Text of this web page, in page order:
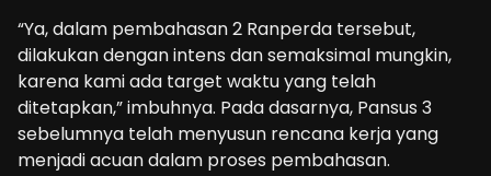
“Ya, dalam pembahasan 2 Ranperda tersebut,
dilakukan dengan intens dan semaksimal mungkin,
karena kami ada target waktu yang telah
ditetapkan,” imbuhnya. Pada dasarnya, Pansus 3
sebelumnya telah menyusun rencana kerja yang
menjadi acuan dalam proses pembahasan.